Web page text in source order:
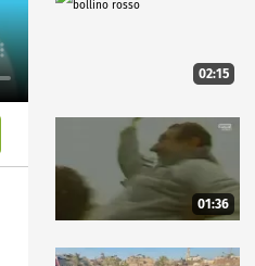
02:15
01:36